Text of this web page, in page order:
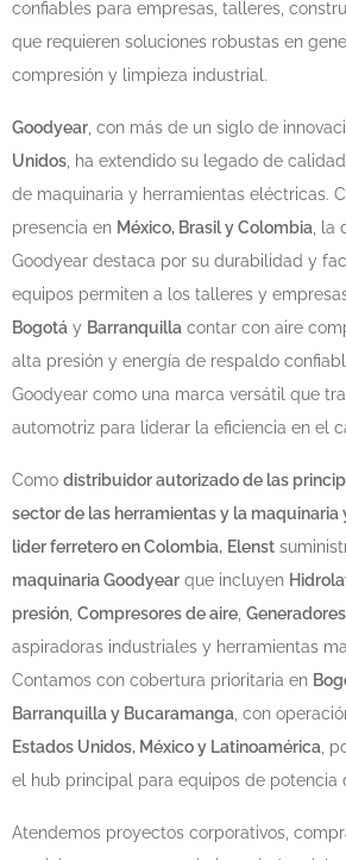
confiables para empresas, talleres,
que requieren soluciones robustas en
compresión y limpieza industrial.
Goodyear , con más de un siglo de
Unidos , ha extendido su legado de
de maquinaria y herramientas eléctricas.
presencia en México, Brasil y Colombia ,
Goodyear destaca por su durabilidad y
equipos permiten a los talleres y
Bogotá y Barranquilla contar con aire
alta presión y energía de respaldo
Goodyear como una marca versátil que
automotriz para liderar la eficiencia en el
Como distribuidor autorizado de las
sector de las herramientas y la
lider ferretero en Colombia, Elenst
maquinaria Goodyear que incluyen
presión Compresores de aire
aspiradoras industriales y herramientas
Contamos con cobertura prioritaria en
Barranquilla y Bucaramanga , con
Estados Unidos, México y Latinoamérica ,
el hub principal para equipos de potencia
Atendemos proyectos corporativos,